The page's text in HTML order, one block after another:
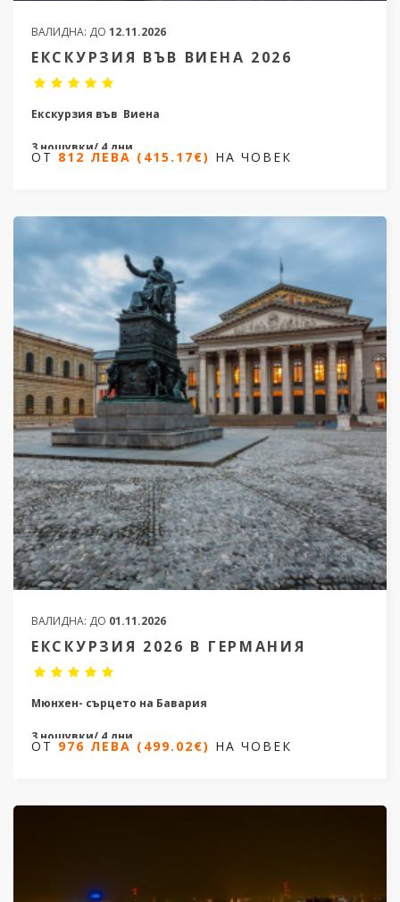
ВАЛИДНА: ДО 12.11.2026
ЕКСКУРЗИЯ ВЪВ ВИЕНА 2026
Екскурзия във Виена
3 нощувки/ 4 дни
ОТ 812 ЛЕВА (415.17€) НА ЧОВЕК
ВАЛИДНА: ДО 01.11.2026
ЕКСКУРЗИЯ 2026 В ГЕРМАНИЯ
Мюнхен- сърцето на Бавария
3 нощувки/ 4 дни
ОТ 976 ЛЕВА (499.02€) НА ЧОВЕК